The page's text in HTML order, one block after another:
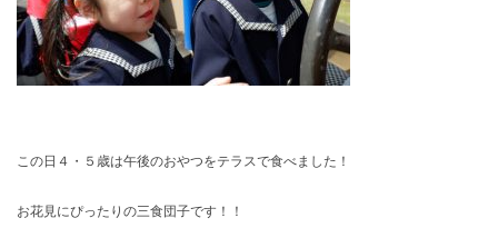
この日４・５歳は午後のおやつをテラスで食べました！
お花見にぴったりの三食団子です！！